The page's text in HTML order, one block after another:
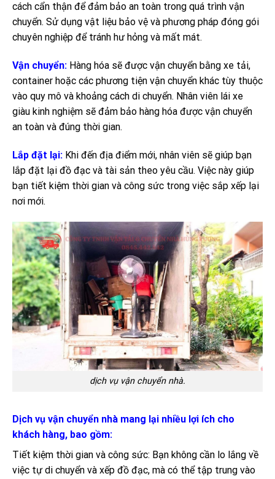
cách cẩn thận để đảm bảo an toàn trong quá trình vận
chuyển. Sử dụng vật liệu bảo vệ và phương pháp đóng gói
chuyên nghiệp để tránh hư hỏng và mất mát.
Vận chuyển: Hàng hóa sẽ được vận chuyển bằng xe tải,
container hoặc các phương tiện vận chuyển khác tùy thuộc
vào quy mô và khoảng cách di chuyển. Nhân viên lái xe
giàu kinh nghiệm sẽ đảm bảo hàng hóa được vận chuyển
an toàn và đúng thời gian.
Lắp đặt lại: Khi đến địa điểm mới, nhân viên sẽ giúp bạn
lắp đặt lại đồ đạc và tài sản theo yêu cầu. Việc này giúp
bạn tiết kiệm thời gian và công sức trong việc sắp xếp lại
nơi mới.
dịch vụ vận chuyển nhà.
Dịch vụ vận chuyển nhà mang lại nhiều lợi ích cho
khách hàng, bao gồm:
Tiết kiệm thời gian và công sức: Bạn không cần lo lắng về
việc tự di chuyển và xếp đồ đạc, mà có thể tập trung vào